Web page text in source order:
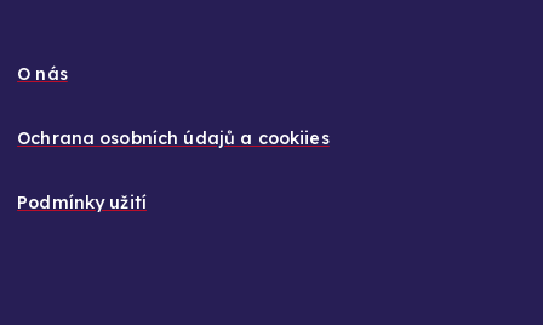
O nás
Ochrana osobních údajů a cookiies
Podmínky užití